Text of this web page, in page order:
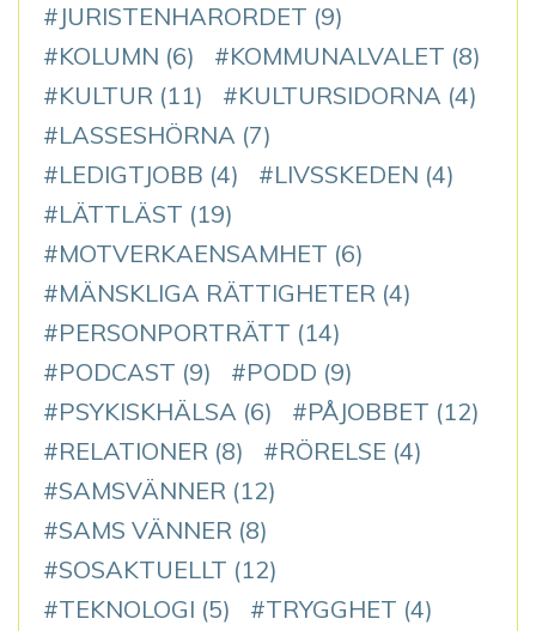
JURISTENHARORDET (9)
KOLUMN (6) KOMMUNALVALET (8)
KULTUR (11) KULTURSIDORNA (4)
LASSESHÖRNA (7)
LEDIGTJOBB (4) LIVSSKEDEN (4)
LÄTTLÄST (19)
MOTVERKAENSAMHET (6)
MÄNSKLIGA RÄTTIGHETER (4)
PERSONPORTRÄTT (14)
PODCAST (9) PODD (9)
PSYKISKHÄLSA (6) PÅJOBBET (12)
RELATIONER (8) RÖRELSE (4)
SAMSVÄNNER (12)
SAMS VÄNNER (8)
SOSAKTUELLT (12)
TEKNOLOGI (5) TRYGGHET (4)